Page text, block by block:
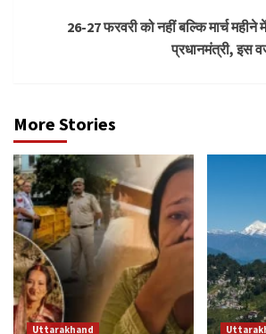
26-27 फरवरी को नहीं बल्कि मार्च
प्रधानमंत्री, इस
More Stories
Uttarakhand